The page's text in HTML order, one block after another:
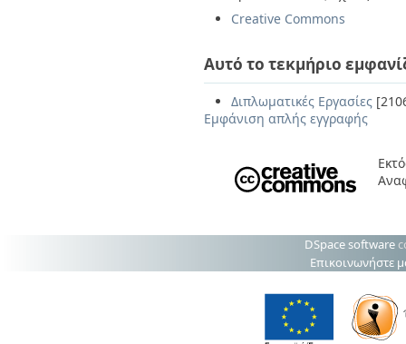
Creative Commons
Αυτό το τεκμήριο
Διπλωματικές Εργασίες
Εμφάνιση απλής εγγραφής
DSpace software
Επικοινωνήστε